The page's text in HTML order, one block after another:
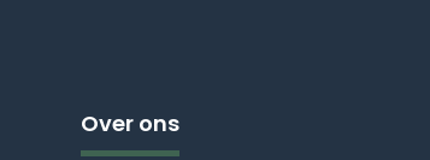
Over ons